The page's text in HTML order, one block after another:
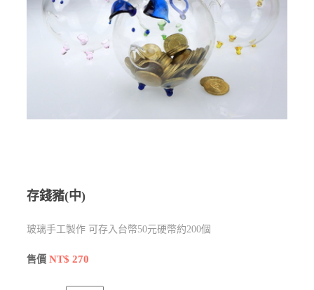
存錢豬(中)
玻璃手工製作 可存入台幣50元硬幣約200個
售價NT$ 270